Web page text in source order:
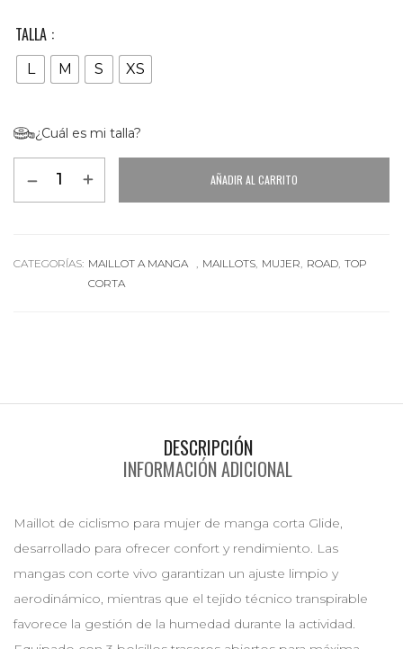
TALLA
L M S XS
¿Cuál es mi talla?
AÑADIR AL CARRITO
CATEGORÍAS: MAILLOT A MANGA
CORTA
, MAILLOTS, MUJER, ROAD, TOP
DESCRIPCIÓN
INFORMACIÓN ADICIONAL
Maillot de ciclismo para mujer de manga corta Glide,
desarrollado para ofrecer confort y rendimiento. Las
mangas con corte vivo garantizan un ajuste limpio y
aerodinámico, mientras que el tejido técnico transpirable
favorece la gestión de la humedad durante la actividad.